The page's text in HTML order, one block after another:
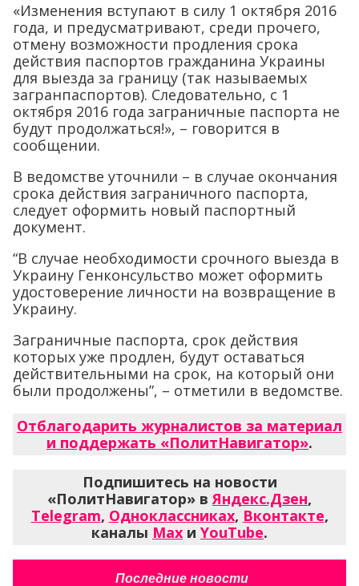
«Изменения вступают в силу 1 октября 2016
года, и предусматривают, среди прочего,
отмену возможности продления срока
действия паспортов гражданина Украины
для выезда за границу (так называемых
загранпаспортов). Следовательно, с 1
октября 2016 года заграничные паспорта не
будут продолжаться!», – говорится в
сообщении.
В ведомстве уточнили – в случае окончания
срока действия заграничного паспорта,
следует оформить новый паспортный
документ.
“В случае необходимости срочного выезда в
Украину Генконсульство может оформить
удостоверение личности на возвращение в
Украину.
Заграничные паспорта, срок действия
которых уже продлен, будут оставаться
действительными на срок, на который они
были продолжены”, – отметили в ведомстве.
Отблагодарить журналистов за материал
и поддержать «ПолитНавигатор».
Подпишитесь на новости
«ПолитНавигатор» вЯндекс.Дзен,
Telegram, Одноклассниках, Вконтакте,
каналы Max и YouTube.
Последние новости